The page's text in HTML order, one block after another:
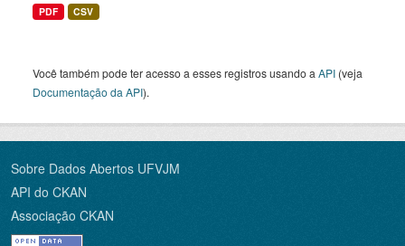
PDF CSV
Você também pode ter acesso a esses registros usando a API (veja
Documentação da API).
Sobre Dados Abertos UFVJM
API do CKAN
Associação CKAN